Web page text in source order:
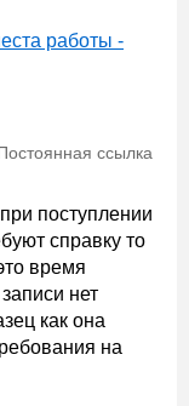
работы -
ссылка
поступлении
справку то
время
нет
как она
на